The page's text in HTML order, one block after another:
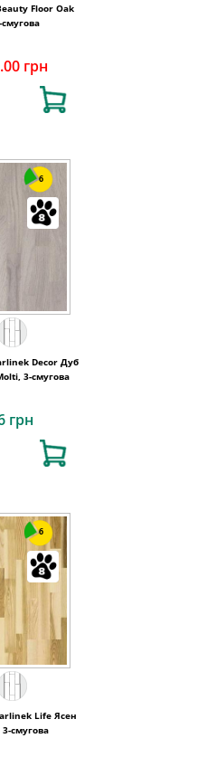
Floor Oak
грн
6
Decor Дуб
3-смугова
грн
6
Life Ясен
смугова